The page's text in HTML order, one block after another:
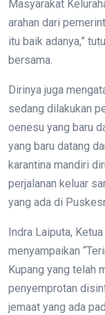
Masyarakat
arahan dari
itu baik adanya,”
bersama.
Dirinya juga
sedang dilakukan
oenesu yang baru
yang baru datang
karantina mandiri
perjalanan keluar
yang ada di
Indra Laiputa,
menyampaikan
Kupang yang telah
penyemprotan
jemaat yang ada